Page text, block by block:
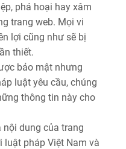
phá hoại hay xâm
trang web. Mọi vi
lợi cũng như sẽ bị
thiết.
bảo mật nhưng
luật yêu cầu, chúng
thông tin này cho
nội dung của trang
pháp Việt Nam và